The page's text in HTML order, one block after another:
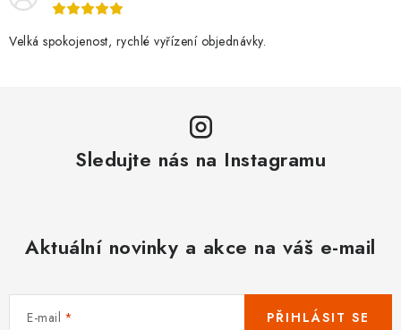
Velká spokojenost, rychlé vyřízení objednávky.
Sledujte nás na Instagramu
Aktuální novinky a akce na váš e-mail
E-mail PŘIHLÁSIT SE